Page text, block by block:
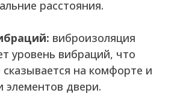
расстояния.
виброизоляция
уровень вибраций, что
на комфорте и
элементов двери.